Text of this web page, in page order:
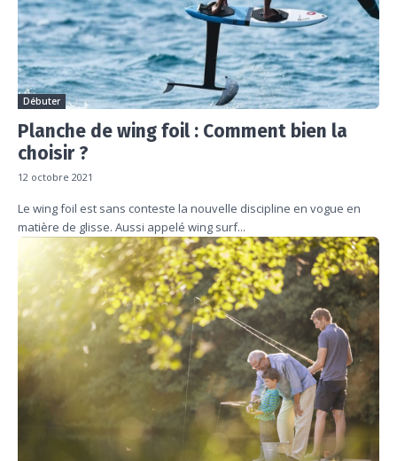
Débuter
Planche de wing foil : Comment bien la
choisir ?
12 octobre 2021
Le wing foil est sans conteste la nouvelle discipline en vogue en
matière de glisse. Aussi appelé wing surf...